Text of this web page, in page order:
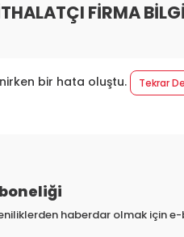
FİRMA
bir hata oluştu. Tekrar
haberdar olmak için